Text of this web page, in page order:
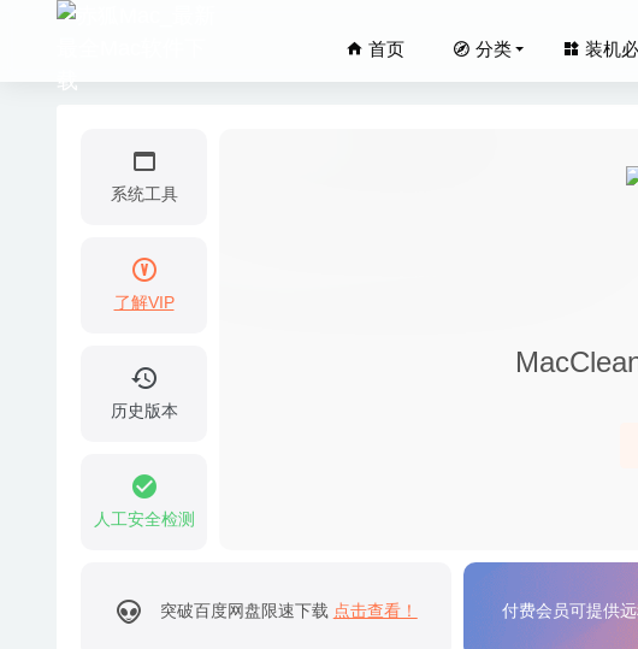
首页 分类 装机
系统工具
了解VIP
历史版本
人工安全检测
突破百度网盘限速下载 点击查看！ 付费会员可提供
Kiwi for Gmail
Photo & Video HDR
Acon Digital